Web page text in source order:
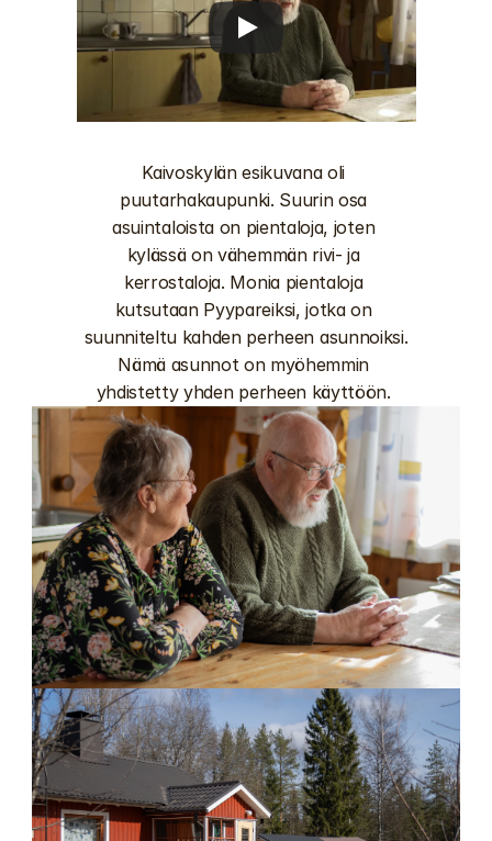
Kaivoskylän esikuvana oli
puutarhakaupunki. Suurin osa
asuintaloista on pientaloja, joten
kylässä on vähemmän rivi- ja
kerrostaloja. Monia pientaloja
kutsutaan Pyypareiksi, jotka on
suunniteltu kahden perheen asunnoiksi.
Nämä asunnot on myöhemmin
yhdistetty yhden perheen käyttöön.